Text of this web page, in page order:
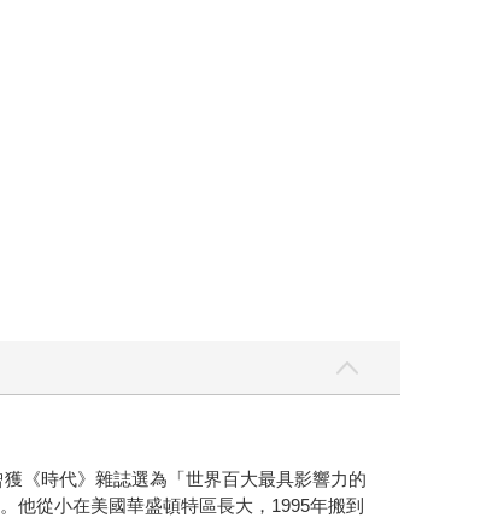
《時代》雜誌選為「世界百大最具影響力的
他從小在美國華盛頓特區長大，1995年搬到